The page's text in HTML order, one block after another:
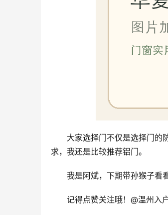
大家选择门不仅是选择门的
求，我还是比较推荐铝门。
我是阿斌，下期带孙猴子看
记得点赞关注哦！@温州入